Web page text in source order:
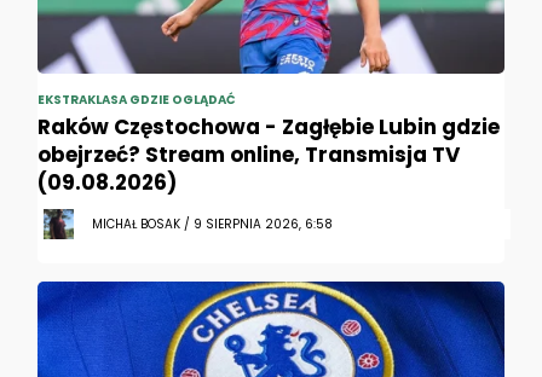
EKSTRAKLASA GDZIE OGLĄDAĆ
Raków Częstochowa - Zagłębie Lubin gdzie
obejrzeć? Stream online, Transmisja TV
(09.08.2026)
MICHAŁ BOSAK / 9 SIERPNIA 2026, 6:58